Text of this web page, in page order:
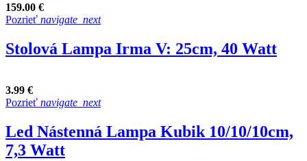
159.00 €
Pozrieť navigate_next
Stolová Lampa Irma V: 25cm, 40 Watt
3.99 €
Pozrieť navigate_next
Led Nástenná Lampa Kubik 10/10/10cm,
7,3 Watt